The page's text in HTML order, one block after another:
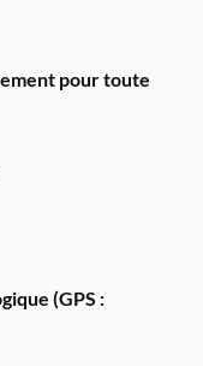
pour toute
(GPS :